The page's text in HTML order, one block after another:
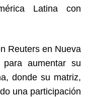
Latina con
Reuters en Nueva
aumentar su
donde su matriz,
una participación